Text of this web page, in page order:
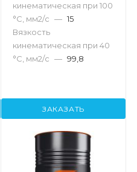
кинематическая при 100
°С, мм2/с — 15
Вязкость
кинематическая при 40
°С, мм2/с — 99,8
ЗАКАЗАТЬ